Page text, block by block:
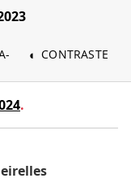
CONTRASTE
.